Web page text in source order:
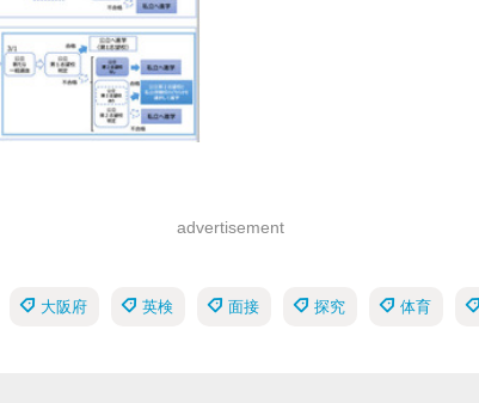
advertisement
大阪府 英検 面接 探究 体育